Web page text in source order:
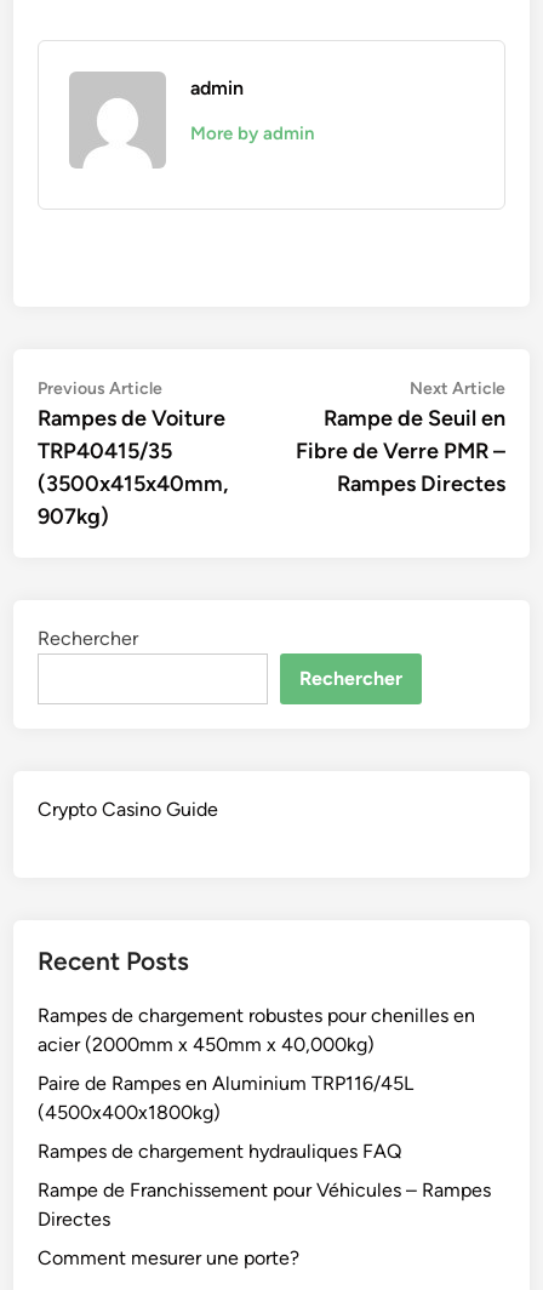
admin
More by admin
Navigation
de
l’article
Previous ArticlePrevious
article:
Rampes de Voiture
TRP40415/35
(3500x415x40mm,
907kg)
Next Article
Rampe de Seuil en
Fibre de Verre PMR –
Rampes Directes
Rechercher
Rechercher
Crypto Casino Guide
Recent Posts
Rampes de chargement robustes pour chenilles en
acier (2000mm x 450mm x 40,000kg)
Paire de Rampes en Aluminium TRP116/45L
(4500x400x1800kg)
Rampes de chargement hydrauliques FAQ
Rampe de Franchissement pour Véhicules – Rampes
Directes
Comment mesurer une porte?